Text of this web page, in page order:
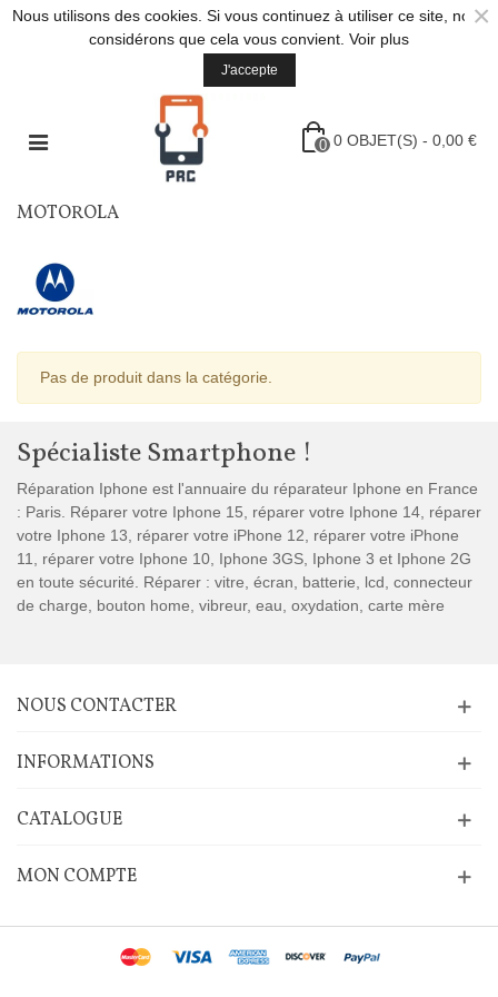
Nous utilisons des cookies. Si vous continuez à utiliser ce site, nous
considérons que cela vous convient. Voir plus
J'accepte
×
0 0 OBJET(S) - 0,00 €
MOTOROLA
Pas de produit dans la catégorie.
Spécialiste Smartphone !
Réparation Iphone est l'annuaire du réparateur Iphone en France
: Paris. Réparer votre Iphone 15, réparer votre Iphone 14, réparer
votre Iphone 13, réparer votre iPhone 12, réparer votre iPhone
11, réparer votre Iphone 10, Iphone 3GS, Iphone 3 et Iphone 2G
en toute sécurité. Réparer : vitre, écran, batterie, lcd, connecteur
de charge, bouton home, vibreur, eau, oxydation, carte mère
NOUS CONTACTER
INFORMATIONS
CATALOGUE
MON COMPTE